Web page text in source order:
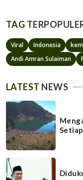
TAG
Viral Indonesia
Andi Amran Sulaiman
LATEST NEWS